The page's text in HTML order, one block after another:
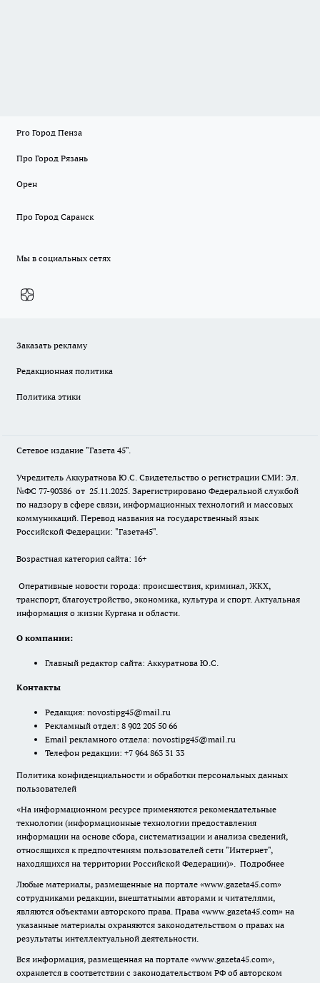
Pro Город Пенза
Про Город Рязань
Орен
Про Город Саранск
Мы в социальных сетях
Заказать рекламу
Редакционная политика
Политика этики
Сетевое издание "Газета 45".
Учредитель Аккуратнова Ю.С. Свидетельство о регистрации СМИ: Эл.
№ФС 77-90386 от 25.11.2025. Зарегистрировано Федеральной службой
по надзору в сфере связи, информационных технологий и массовых
коммуникаций. Перевод названия на государственный язык
Российской Федерации: "Газета45".
Возрастная категория сайта: 16+
Оперативные новости города: происшествия, криминал, ЖКХ,
транспорт, благоустройство, экономика, культура и спорт. Актуальная
информация о жизни Кургана и области.
О компании:
Главный редактор сайта: Аккуратнова Ю.С.
Контакты
Редакция: novostipg45@mail.ru
Рекламный отдел: 8 902 205 50 66
Email рекламного отдела: novostipg45@mail.ru
Телефон редакции: +7 964 863 31 33
Политика конфиденциальности и обработки персональных данных
пользователей
«На информационном ресурсе применяются рекомендательные
технологии (информационные технологии предоставления
информации на основе сбора, систематизации и анализа сведений,
относящихся к предпочтениям пользователей сети "Интернет",
находящихся на территории Российской Федерации)». Подробнее
Любые материалы, размещенные на портале «www.gazeta45.com»
сотрудниками редакции, внештатными авторами и читателями,
являются объектами авторского права. Права «www.gazeta45.com» на
указанные материалы охраняются законодательством о правах на
результаты интеллектуальной деятельности.
Вся информация, размещенная на портале «www.gazeta45.com»,
охраняется в соответствии с законодательством РФ об авторском